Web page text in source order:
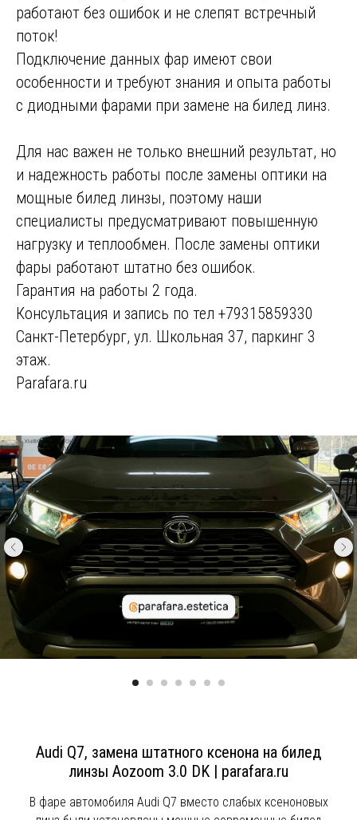
работают без ошибок и не слепят встречный
поток!
Подключение данных фар имеют свои
особенности и требуют знания и опыта работы
с диодными фарами при замене на билед линз.
Для нас важен не только внешний результат, но
и надежность работы после замены оптики на
мощные билед линзы, поэтому наши
специалисты предусматривают повышенную
нагрузку и теплообмен. После замены оптики
фары работают штатно без ошибок.
Гарантия на работы 2 года.
Консультация и запись по тел +79315859330
Санкт-Петербург, ул. Школьная 37, паркинг 3
этаж.
Parafara.ru
Audi Q7, замена штатного ксенона на билед
линзы Aozoom 3.0 DK | parafara.ru
В фаре автомобиля Audi Q7 вместо слабых ксеноновых